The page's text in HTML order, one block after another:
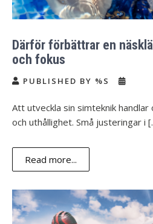
Därför förbättrar en
och fokus
PUBLISHED BY %S
Att utveckla sin simteknik
och uthållighet. Små justeringar i
Read more...